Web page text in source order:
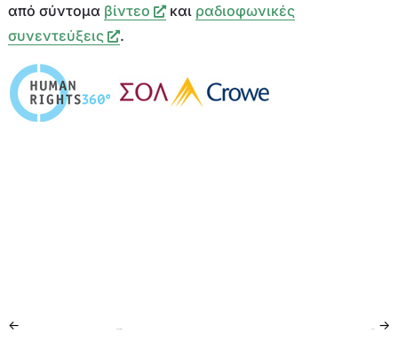
από σύντομα βίντεο και ραδιοφωνικές
συνεντεύξεις
.
← →